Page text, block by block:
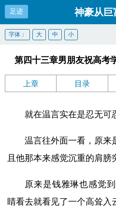
足迹 神豪从巨
字体： 大 中 小
第四十三章男朋友祝高考
上章 目录
就在温言实在是忍无可
温言往外面一看，原来
且他那本来感觉沉重的肩膀
原来是钱雅琳也感觉
睛看去就看见了一个高耸入